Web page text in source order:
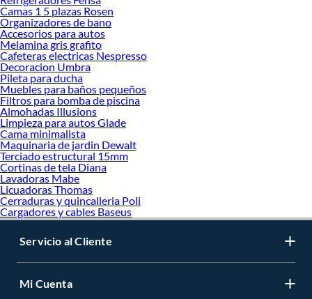
Camas 1 5 plazas Rosen
Organizadores de bano
Accesorios para autos
Melamina gris grafito
Cafeteras electricas Nespresso
Decoracion Umbra
Pileta para ducha
Muebles para baños pequeños
Filtros para bomba de piscina
Almohadas Illusions
Limpieza para autos Glade
Cama minimalista
Maquinaria de jardin Dewalt
Terciado estructural 15mm
Cortinas de tela Diana
Lavadoras Mabe
Licuadoras Thomas
Cerraduras y quincalleria Poli
Cargadores y cables Baseus
Servicio al Cliente
Mi Cuenta